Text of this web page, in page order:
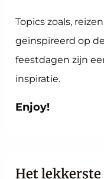
Topics zoals,
geïnspireerd op
feestdagen zijn
inspiratie.
Enjoy!
Het lekkerste